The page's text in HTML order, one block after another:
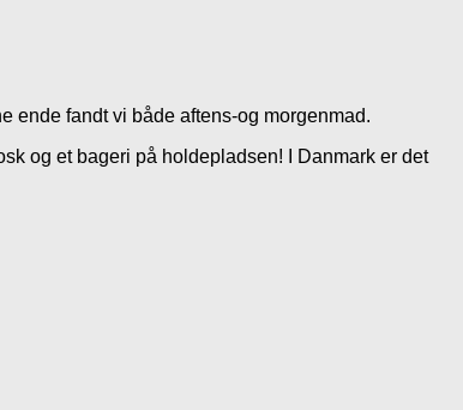
ende fandt vi både aftens-og morgenmad.
og et bageri på holdepladsen! I Danmark er det